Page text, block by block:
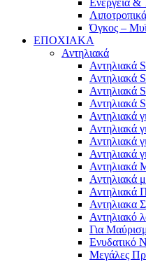
Ενέργεια
Όγκος –
ΕΠΟΧΙΑΚΑ
Αντηλιακά
Αντηλιακά
Αντηλιακά
Αντηλιακά
Αντηλιακά
Αντηλιακά
Αντηλιακά
Αντηλιακά
Αντηλιακά
Αντηλιακά
Αντηλιακά
Αντηλιακά
Αντηλιακα
Αντηλιακό
Για
Ενυδατικό
Μεγάλες